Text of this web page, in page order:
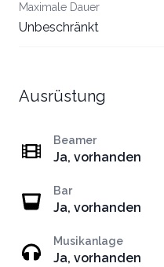
Maximale Dauer
Unbeschränkt
Ausrüstung
Beamer
Ja, vorhanden
Bar
Ja, vorhanden
Musikanlage
Ja, vorhanden